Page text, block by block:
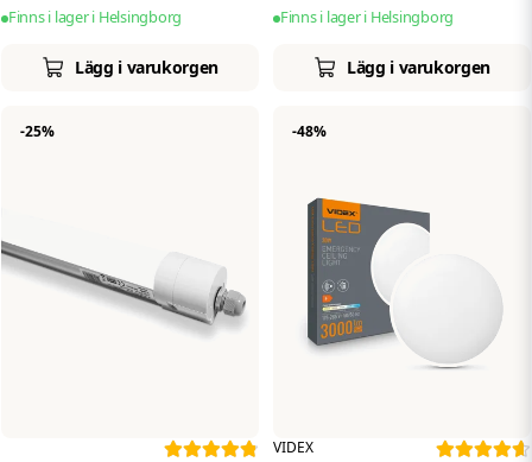
Finns i lager i Helsingborg
Lägg i varukorgen
Finns i lager i Helsingborg
Lägg i varukorgen
-25%
VIDEX
-48%